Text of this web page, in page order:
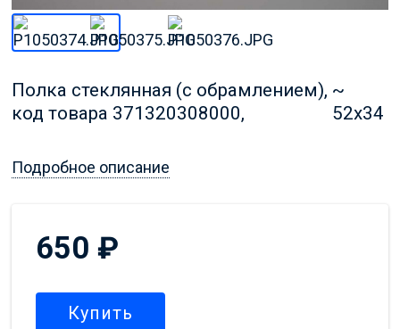
Полка стеклянная (с обрамлением),
код товара 371320308000,
~
52x34
Подробное описание
650 ₽
Купить